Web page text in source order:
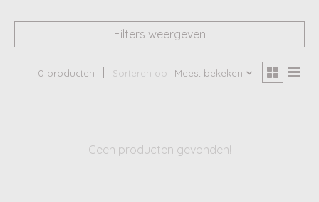
Filters weergeven
0 producten Sorteren op Meest bekeken
Geen producten gevonden!